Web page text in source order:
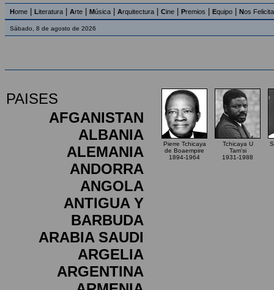
Home Literatura Arte Música Arquitectura Cine Premios Equipo Nos
Sábado, 8 de agosto de 2026
PAISES
AFGANISTAN
ALBANIA
ALEMANIA
ANDORRA
ANGOLA
ANTIGUA Y
BARBUDA
ARABIA SAUDI
ARGELIA
ARGENTINA
Pierre Tchicaya
de Boaempire
1894-1964
Tchicaya U
Tam'si
1931-1988